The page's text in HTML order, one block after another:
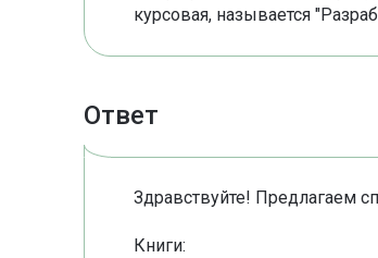
курсовая, называется
Ответ
Здравствуйте! Предлагаем
Книги: